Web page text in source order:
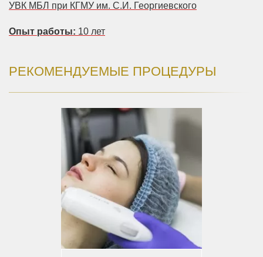
УВК МБЛ при КГМУ им. С.И. Георгиевского
Опыт работы: 10 лет
РЕКОМЕНДУЕМЫЕ ПРОЦЕДУРЫ